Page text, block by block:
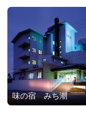
味の宿 みち潮